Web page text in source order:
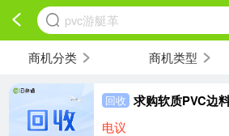
pvc游艇革
商机分类 商机类型
回收
电议